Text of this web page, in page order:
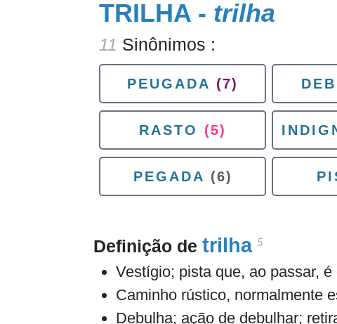
TRILHA - trilha
11 Sinônimos :
PEUGADA (7)
RASTO (5)
PEGADA (6)
Definição de trilha 5
Vestígio; pista que, ao passar,
Caminho rústico, normalmente
Debulha; ação de debulhar;